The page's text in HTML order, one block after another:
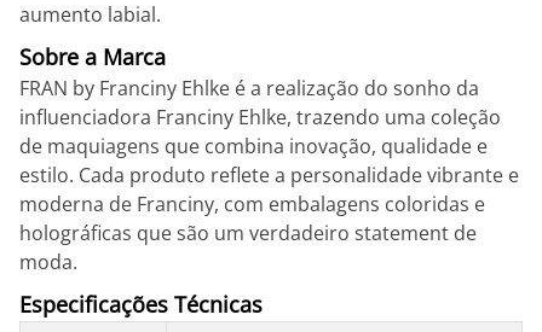
aumento labial.
Sobre a Marca
FRAN by Franciny Ehlke é a realização do sonho da
influenciadora Franciny Ehlke, trazendo uma coleção
de maquiagens que combina inovação, qualidade e
estilo. Cada produto reflete a personalidade vibrante e
moderna de Franciny, com embalagens coloridas e
holográficas que são um verdadeiro statement de
moda.
Especificações Técnicas